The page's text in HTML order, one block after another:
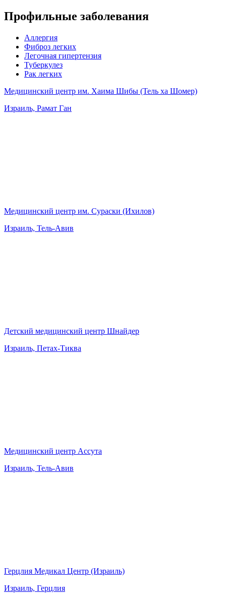
Профильные заболевания
Аллергия
Фиброз легких
Легочная гипертензия
Туберкулез
Рак легких
Медицинский центр им. Хаима Шибы (Тель ха Шомер)
Израиль, Рамат Ган
Медицинский центр им. Сураски (Ихилов)
Израиль, Тель-Авив
Детский медицинский центр Шнайдер
Израиль, Петах-Тиква
Медицинский центр Ассута
Израиль, Тель-Авив
Герцлия Медикал Центр (Израиль)
Израиль, Герцлия